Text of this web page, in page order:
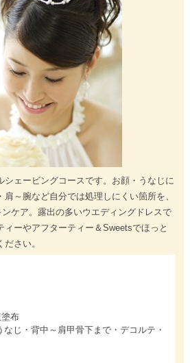
シェービングコースです。お顔・うなじに
～腕など自分では処理しにくい箇所を、
ケア。露出の多いウエディングドレスで
ィーやアフターティー＆Sweetsでほっと
さい。
布
じ・背中～肩甲骨下まで・デコルテ・